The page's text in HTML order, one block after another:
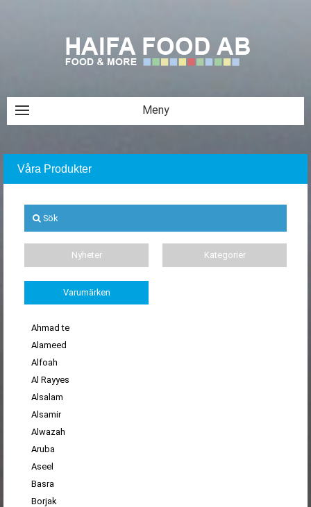
Våra Produkter
Sök
Nyheter Kategorier
Varumärken
Ahmad te
Alameed
Alfoah
Al Rayyes
Alsalam
Alsamir
Alwazah
Aruba
Aseel
Basra
Borjak